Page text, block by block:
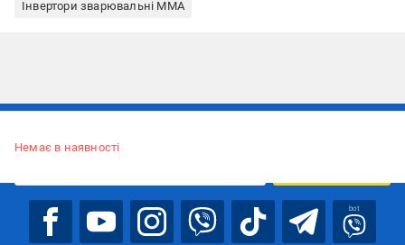
Інвертори зварювальні ММА
Немає в наявності
bot